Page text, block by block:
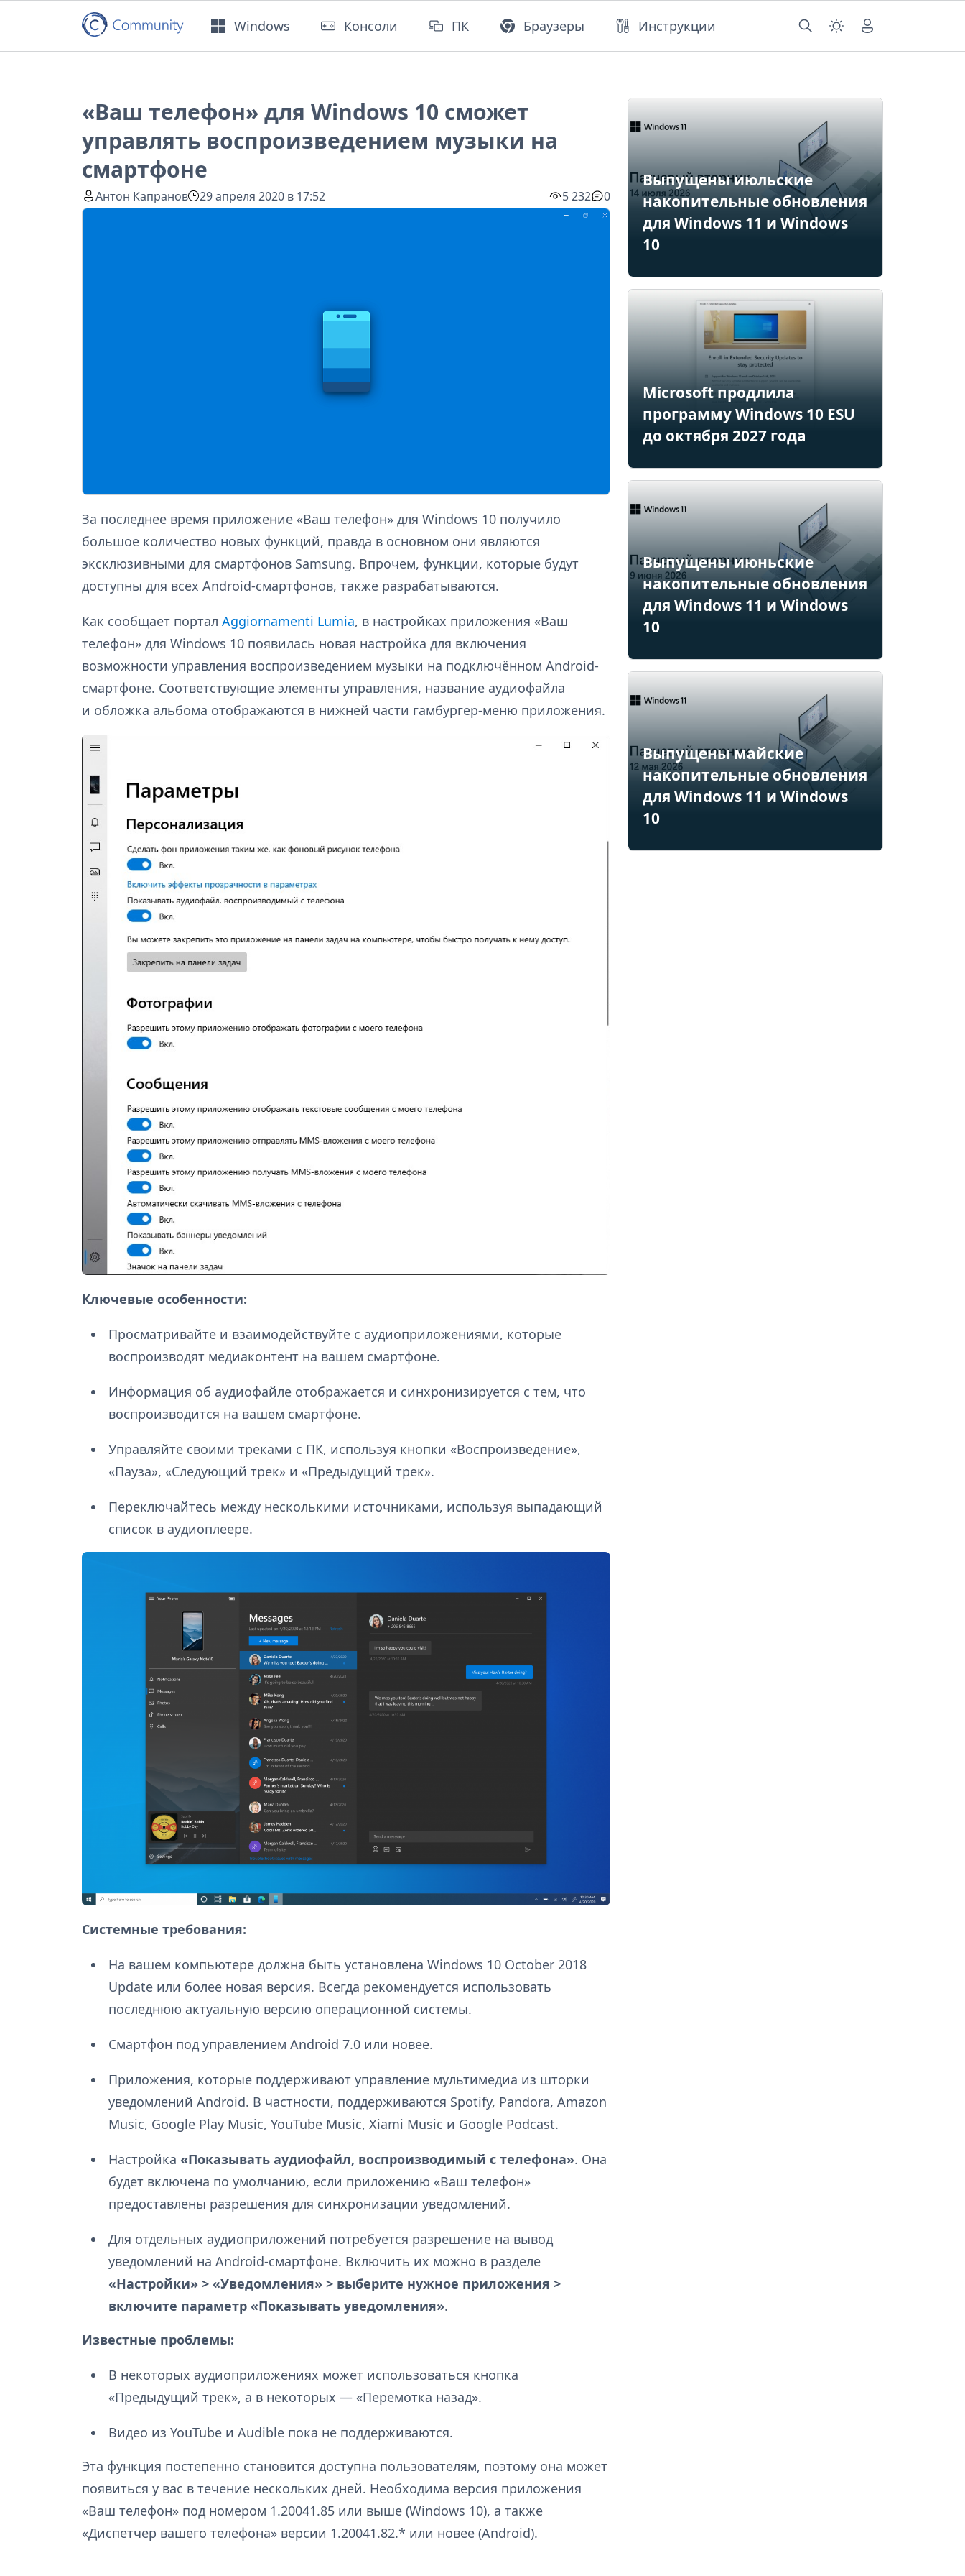
Windows Консоли ПК Браузеры Инструкции
«Ваш телефон» для Windows 10 сможет
управлять воспроизведением музыки на
смартфоне
Антон Капранов 29 апреля 2020 в 17:52 5 232 0
За последнее время приложение «Ваш телефон» для Windows 10 получило
большое количество новых функций, правда в основном они являются
эксклюзивными для смартфонов Samsung. Впрочем, функции, которые будут
доступны для всех Android-смартфонов, также разрабатываются.
Как сообщает портал Aggiornamenti Lumia, в настройках приложения «Ваш
телефон» для Windows 10 появилась новая настройка для включения
возможности управления воспроизведением музыки на подключённом Android-
смартфоне. Соответствующие элементы управления, название аудиофайла
и обложка альбома отображаются в нижней части гамбургер-меню приложения.
Ключевые особенности:
Просматривайте и взаимодействуйте с аудиоприложениями, которые
воспроизводят медиаконтент на вашем смартфоне.
Информация об аудиофайле отображается и синхронизируется с тем, что
воспроизводится на вашем смартфоне.
Управляйте своими треками с ПК, используя кнопки «Воспроизведение»,
«Пауза», «Следующий трек» и «Предыдущий трек».
Переключайтесь между несколькими источниками, используя выпадающий
список в аудиоплеере.
Системные требования:
На вашем компьютере должна быть установлена Windows 10 October 2018
Update или более новая версия. Всегда рекомендуется использовать
последнюю актуальную версию операционной системы.
Смартфон под управлением Android 7.0 или новее.
Приложения, которые поддерживают управление мультимедиа из шторки
уведомлений Android. В частности, поддерживаются Spotify, Pandora, Amazon
Music, Google Play Music, YouTube Music, Xiami Music и Google Podcast.
Настройка «Показывать аудиофайл, воспроизводимый с телефона». Она
будет включена по умолчанию, если приложению «Ваш телефон»
предоставлены разрешения для синхронизации уведомлений.
Для отдельных аудиоприложений потребуется разрешение на вывод
уведомлений на Android-смартфоне. Включить их можно в разделе
«Настройки» > «Уведомления» > выберите нужное приложения >
включите параметр «Показывать уведомления».
Известные проблемы:
В некоторых аудиоприложениях может использоваться кнопка
«Предыдущий трек», а в некоторых — «Перемотка назад».
Видео из YouTube и Audible пока не поддерживаются.
Эта функция постепенно становится доступна пользователям, поэтому она может
появиться у вас в течение нескольких дней. Необходима версия приложения
«Ваш телефон» под номером 1.20041.85 или выше (Windows 10), а также
«Диспетчер вашего телефона» версии 1.20041.82.* или новее (Android).
Выпущены июльские
накопительные обновления
для Windows 11 и Windows
10
Microsoft продлила
программу Windows 10 ESU
до октября 2027 года
Выпущены июньские
накопительные обновления
для Windows 11 и Windows
10
Выпущены майские
накопительные обновления
для Windows 11 и Windows
10